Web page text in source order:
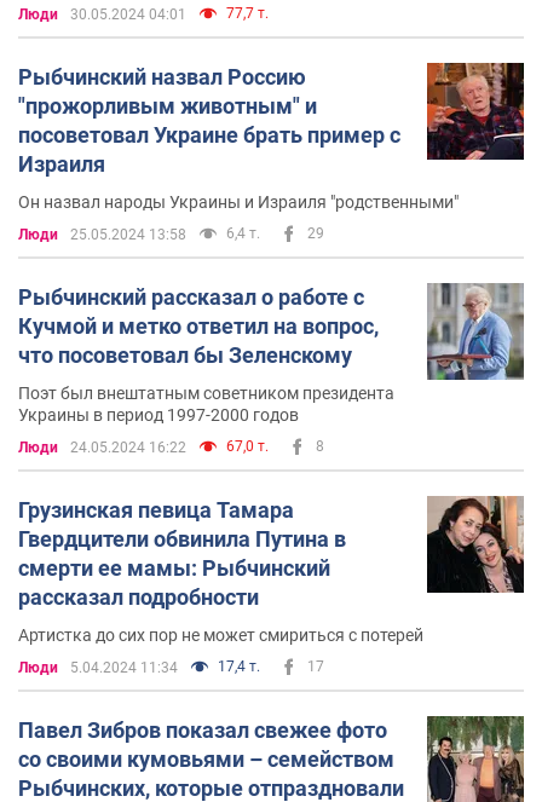
Люди 30.05.2024 04:01 77,7 т.
Рыбчинский назвал Россию
"прожорливым животным" и
посоветовал Украине брать пример с
Израиля
Он назвал народы Украины и Израиля "родственными"
Люди 25.05.2024 13:58 6,4 т. 29
Рыбчинский рассказал о работе с
Кучмой и метко ответил на вопрос,
что посоветовал бы Зеленскому
Поэт был внештатным советником президента
Украины в период 1997-2000 годов
Люди 24.05.2024 16:22 67,0 т. 8
Грузинская певица Тамара
Гвердцители обвинила Путина в
смерти ее мамы: Рыбчинский
рассказал подробности
Артистка до сих пор не может смириться с потерей
Люди 5.04.2024 11:34 17,4 т. 17
Павел Зибров показал свежее фото
со своими кумовьями – семейством
Рыбчинских, которые отпраздновали